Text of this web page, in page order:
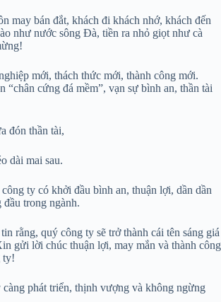
may bán đắt, khách đi khách nhớ, khách đến
như nước sông Đà, tiền ra nhỏ giọt như cà
mới, thách thức mới, thành công mới.
“chân cứng đá mềm”, vạn sự bình an, thần tài
đón thần tài,
dài mai sau.
ty có khởi đầu bình an, thuận lợi, dần dần
trong ngành.
rằng, quý công ty sẽ trở thành cái tên sáng giá
gửi lời chúc thuận lợi, may mắn và thành công
ty!
phát triển, thịnh vượng và không ngừng